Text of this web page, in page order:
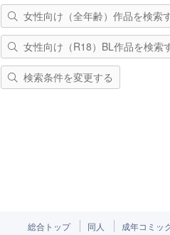
女性向け（全年齢）作品を検索
女性向け（R18）BL作品を検索
検索条件を変更する
総合トップ 同人 成年コミッ